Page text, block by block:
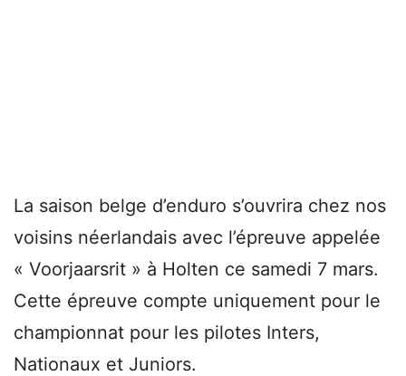
La saison belge d’enduro s’ouvrira chez nos
voisins néerlandais avec l’épreuve appelée
« Voorjaarsrit » à Holten ce samedi 7 mars.
Cette épreuve compte uniquement pour le
championnat pour les pilotes Inters,
Nationaux et Juniors.